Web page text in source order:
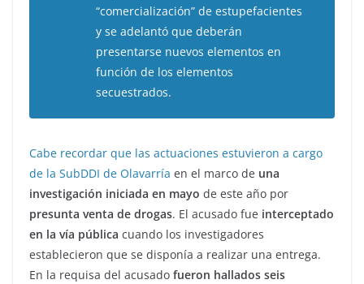
“comercialización” de estupefacientes
y se adelantó que deberán
presentarse nuevos elementos en
función de los elementos
secuestrados.
Cabe recordar que las actuaciones estuvieron a cargo
de la SubDDI de Olavarría en el marco de una
investigación iniciada en mayo de este año por
presunta venta de drogas. El acusado fue interceptado
en la vía pública cuando los investigadores
establecieron que se disponía a realizar una entrega.
En la requisa del acusado fueron hallados seis